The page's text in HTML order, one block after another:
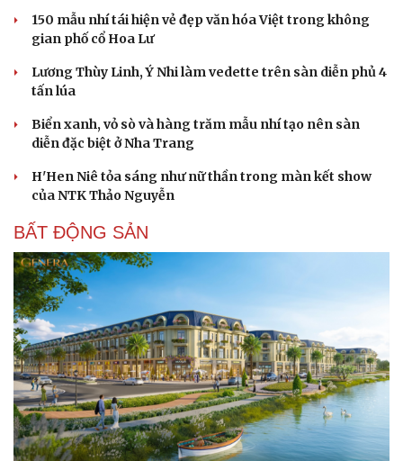
Phòng mạch online
Ăn sạch sống khỏe
150 mẫu nhí tái hiện vẻ đẹp văn hóa Việt trong không
gian phố cổ Hoa Lư
Lương Thùy Linh, Ý Nhi làm vedette trên sàn diễn phủ 4
tấn lúa
Biển xanh, vỏ sò và hàng trăm mẫu nhí tạo nên sàn
diễn đặc biệt ở Nha Trang
H'Hen Niê tỏa sáng như nữ thần trong màn kết show
của NTK Thảo Nguyễn
BẤT ĐỘNG SẢN